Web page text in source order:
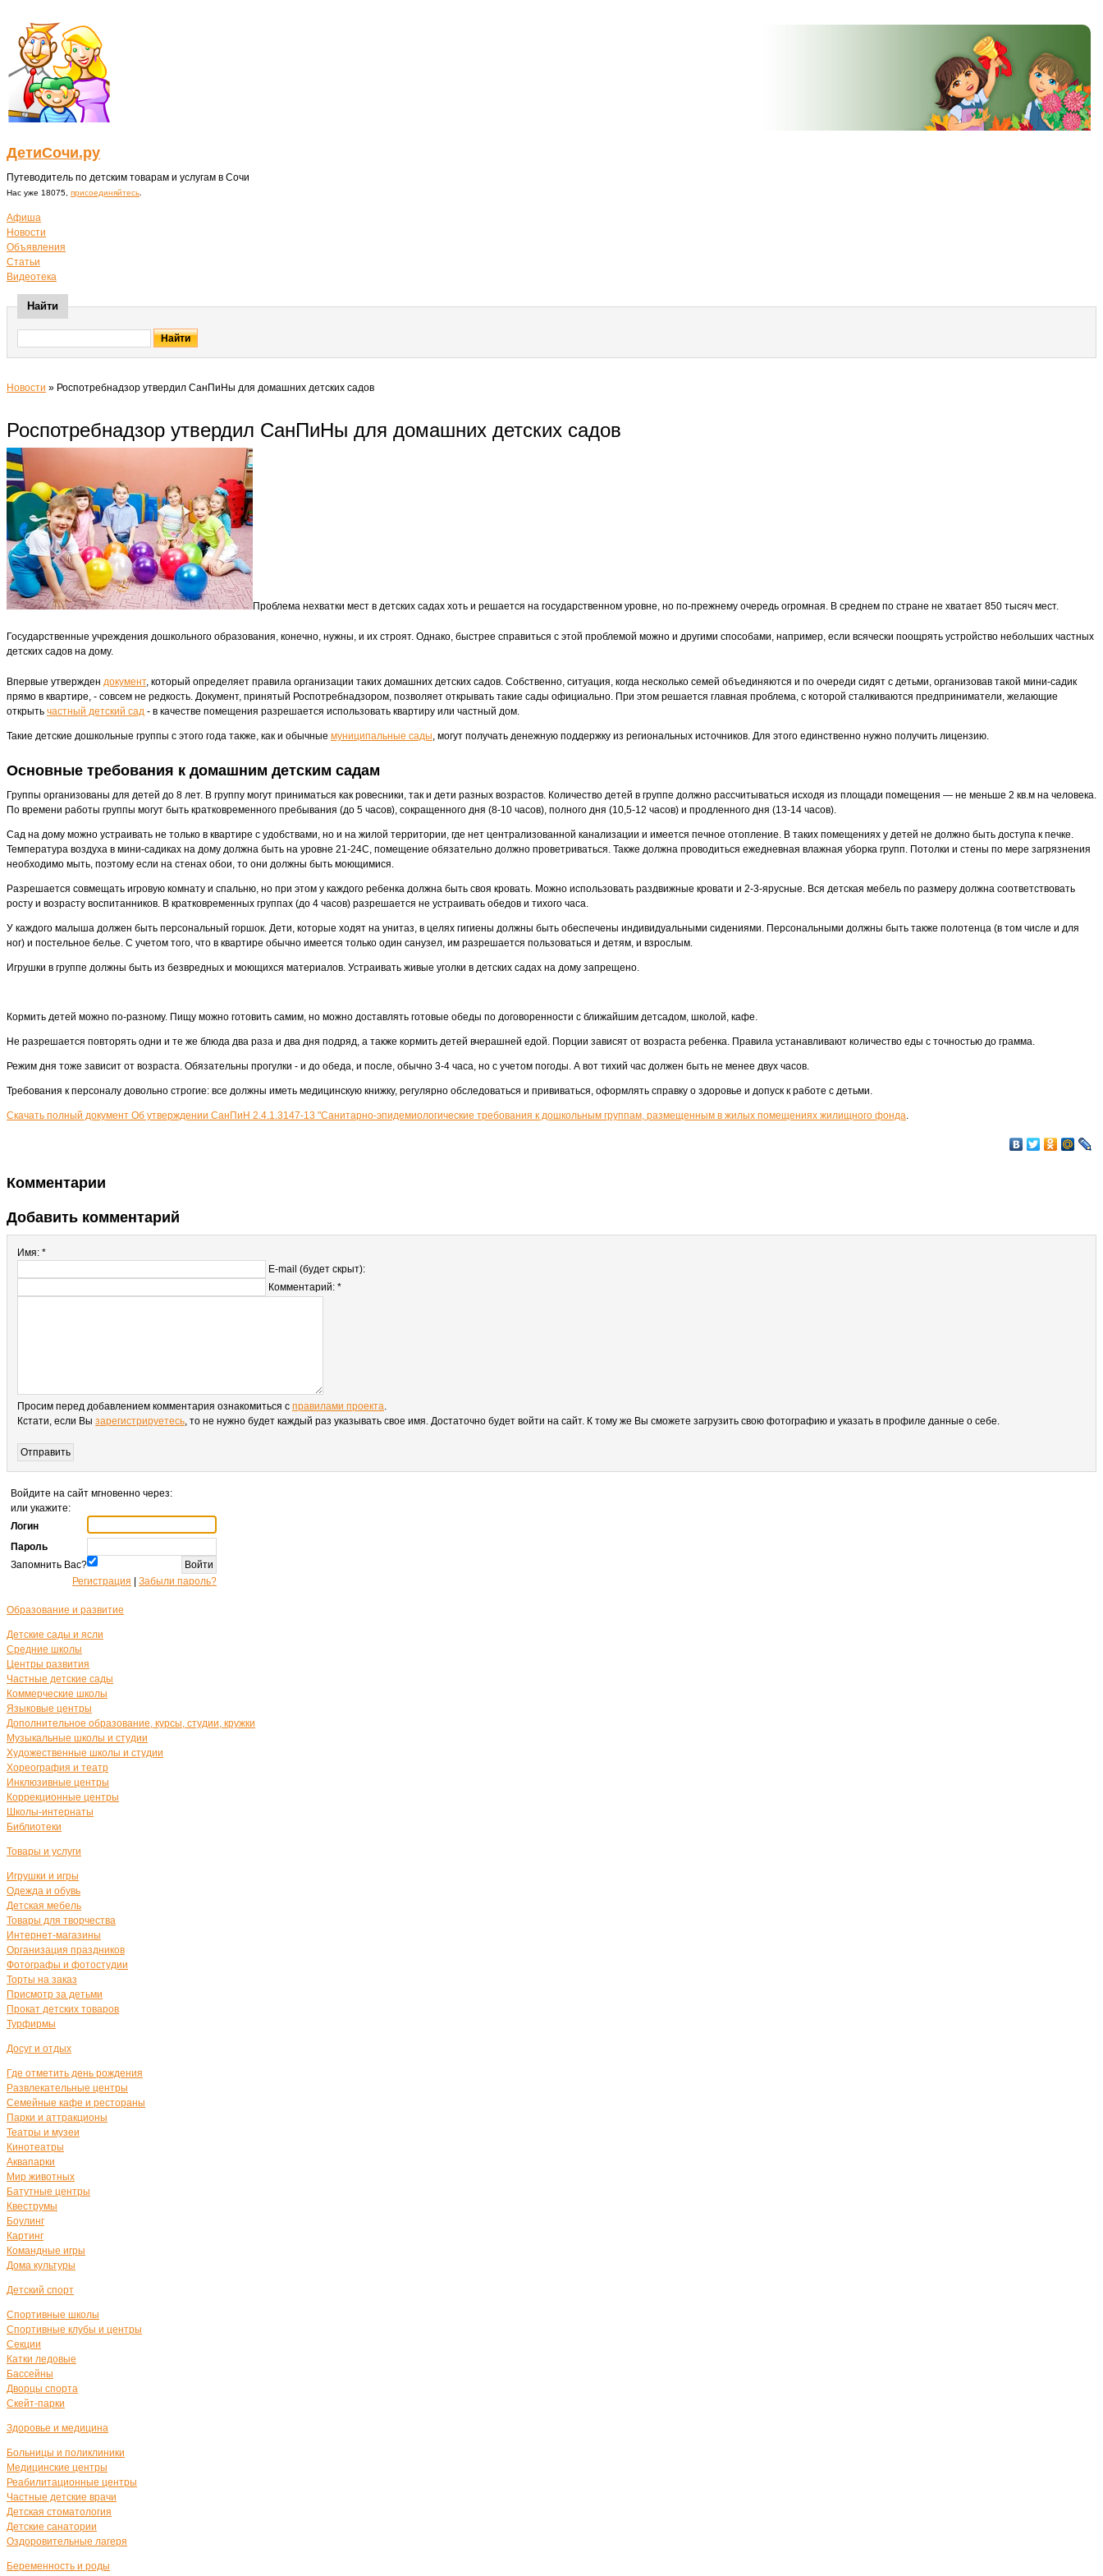
ДетиСочи.ру
Путеводитель по детским товарам и услугам в Сочи
Нас уже 18075, присоединяйтесь
Афиша
Новости
Объявления
Статьи
Видеотека
Найти
Новости » Роспотребнадзор утвердил СанПиНы для домашних детских садов
Роспотребнадзор утвердил СанПиНы для домашних детских садов
Проблема нехватки мест в детских садах хоть и решается на государственном уровне, но по-прежнему очередь огромная. В среднем по стране не хватает 850 тысяч мест.
Государственные учреждения дошкольного образования, конечно, нужны, и их строят. Однако, быстрее справиться с этой проблемой можно и другими способами, например, если всячески поощрять устройство небольших частных
детских садов на дому.
Впервые утвержден документ, который определяет правила организации таких домашних детских садов. Собственно, ситуация, когда несколько семей объединяются и по очереди сидят с детьми, организовав такой мини-садик
прямо в квартире, - совсем не редкость. Документ, принятый Роспотребнадзором, позволяет открывать такие сады официально. При этом решается главная проблема, с которой сталкиваются предприниматели, желающие
открыть частный детский сад - в качестве помещения разрешается использовать квартиру или частный дом.
Такие детские дошкольные группы с этого года также, как и обычные муниципальные сады , могут получать денежную поддержку из региональных источников. Для этого единственно нужно получить лицензию.
Основные требования к домашним детским садам
Группы организованы для детей до 8 лет. В группу могут приниматься как ровесники, так и дети разных возрастов. Количество детей в группе должно рассчитываться исходя из площади помещения — не меньше 2 кв.м на человека.
По времени работы группы могут быть кратковременного пребывания (до 5 часов), сокращенного дня (8-10 часов), полного дня (10,5-12 часов) и продленного дня (13-14 часов).
Сад на дому можно устраивать не только в квартире с удобствами, но и на жилой территории, где нет централизованной канализации и имеется печное отопление. В таких помещениях у детей не должно быть доступа к печке.
Температура воздуха в мини-садиках на дому должна быть на уровне 21-24С, помещение обязательно должно проветриваться. Также должна проводиться ежедневная влажная уборка групп. Потолки и стены по мере загрязнения
необходимо мыть, поэтому если на стенах обои, то они должны быть моющимися.
Разрешается совмещать игровую комнату и спальню, но при этом у каждого ребенка должна быть своя кровать. Можно использовать раздвижные кровати и 2-3-ярусные. Вся детская мебель по размеру должна соответствовать
росту и возрасту воспитанников. В кратковременных группах (до 4 часов) разрешается не устраивать обедов и тихого часа.
У каждого малыша должен быть персональный горшок. Дети, которые ходят на унитаз, в целях гигиены должны быть обеспечены индивидуальными сидениями. Персональными должны быть также полотенца (в том числе и для
ног) и постельное белье. С учетом того, что в квартире обычно имеется только один санузел, им разрешается пользоваться и детям, и взрослым.
Игрушки в группе должны быть из безвредных и моющихся материалов. Устраивать живые уголки в детских садах на дому запрещено.
Кормить детей можно по-разному. Пищу можно готовить самим, но можно доставлять готовые обеды по договоренности с ближайшим детсадом, школой, кафе.
Не разрешается повторять одни и те же блюда два раза и два дня подряд, а также кормить детей вчерашней едой. Порции зависят от возраста ребенка. Правила устанавливают количество еды с точностью до грамма.
Режим дня тоже зависит от возраста. Обязательны прогулки - и до обеда, и после, обычно 3-4 часа, но с учетом погоды. А вот тихий час должен быть не менее двух часов.
Требования к персоналу довольно строгие: все должны иметь медицинскую книжку, регулярно обследоваться и прививаться, оформлять справку о здоровье и допуск к работе с детьми.
Скачать полный документ Об утверждении СанПиН 2.4.1.3147-13 "Санитарно-эпидемиологические требования к дошкольным группам, размещенным в жилых помещениях жилищного фонда
Комментарии
Добавить комментарий
Имя: *
E-mail (будет скрыт):
Комментарий: *
Просим перед добавлением комментария ознакомиться с правилами проекта
Кстати, если Вы зарегистрируетесь , то не нужно будет каждый раз указывать свое имя. Достаточно будет войти на сайт. К тому же Вы сможете загрузить свою фотографию и указать в профиле данные о себе.
Войдите на сайт мгновенно через:
или укажите:
Логин
Пароль
Запомнить Вас?
Регистрация | Забыли пароль?
Образование и развитие
Детские сады и ясли
Средние школы
Центры развития
Частные детские сады
Коммерческие школы
Языковые центры
Дополнительное образование, курсы, студии, кружки
Музыкальные школы и студии
Художественные школы и студии
Хореография и театр
Инклюзивные центры
Коррекционные центры
Школы-интернаты
Библиотеки
Товары и услуги
Игрушки и игры
Одежда и обувь
Детская мебель
Товары для творчества
Интернет-магазины
Организация праздников
Фотографы и фотостудии
Торты на заказ
Присмотр за детьми
Прокат детских товаров
Турфирмы
Досуг и отдых
Где отметить день рождения
Развлекательные центры
Семейные кафе и рестораны
Парки и аттракционы
Театры и музеи
Кинотеатры
Аквапарки
Мир животных
Батутные центры
Квеструмы
Боулинг
Картинг
Командные игры
Дома культуры
Детский спорт
Спортивные школы
Спортивные клубы и центры
Секции
Катки ледовые
Бассейны
Дворцы спорта
Скейт-парки
Здоровье и медицина
Больницы и поликлиники
Медицинские центры
Реабилитационные центры
Частные детские врачи
Детская стоматология
Детские санатории
Оздоровительные лагеря
Беременность и роды